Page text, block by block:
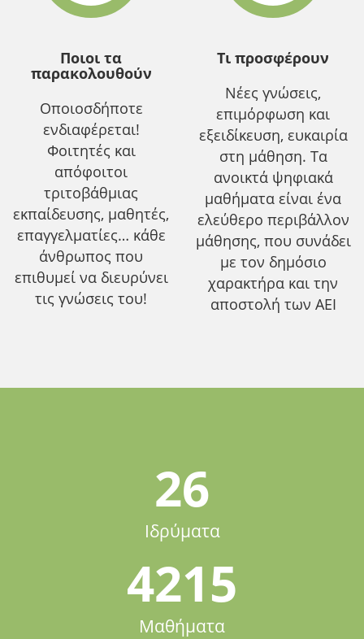
Ποιοι τα
παρακολουθούν
Οποιοσδήποτε
ενδιαφέρεται!
Φοιτητές και
απόφοιτοι
τριτοβάθμιας
εκπαίδευσης, μαθητές,
επαγγελματίες… κάθε
άνθρωπος που
επιθυμεί να διευρύνει
τις γνώσεις του!
Τι προσφέρουν
Νέες γνώσεις,
επιμόρφωση και
εξειδίκευση, ευκαιρία
στη μάθηση. Τα
ανοικτά ψηφιακά
μαθήματα είναι ένα
ελεύθερο περιβάλλον
μάθησης, που συνάδει
με τον δημόσιο
χαρακτήρα και την
αποστολή των ΑΕΙ
26
Ιδρύματα
4215
Μαθήματα